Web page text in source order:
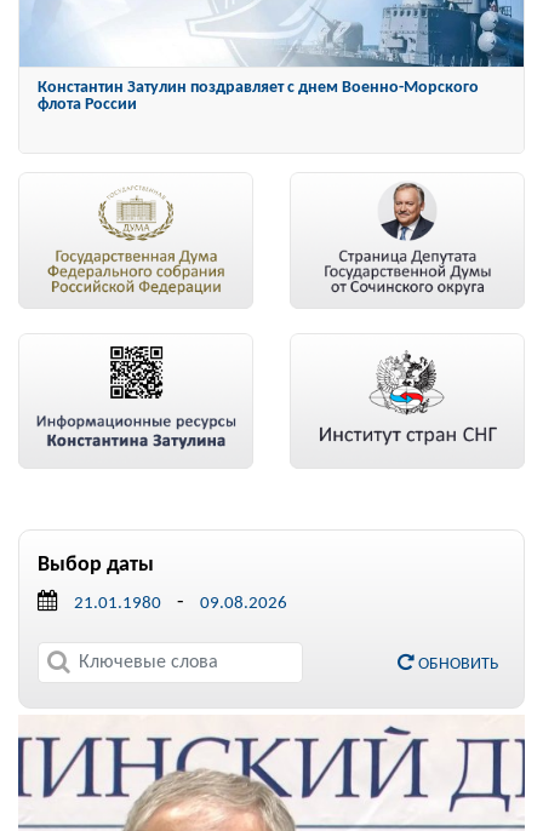
Константин Затулин награжден Орденом «За заслуги перед
Отечеством» IV степени
Выбор даты
-
ОБНОВИТЬ